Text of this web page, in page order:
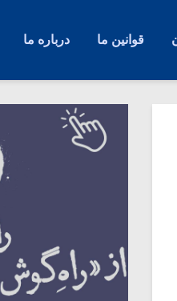
قوانین ما درباره ما